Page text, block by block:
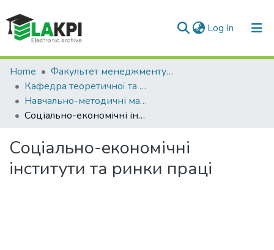
Log In (current)
Communities & Collections
All of DSpace
Statistics
Home
Факультет менеджменту та маркетингу (ФММ)
Кафедра теоретичної та прикладної економіки (ТПЕ)
Навчально-методичні матеріали (ТПЕ)
Соціально-економічні інститути та ринки праці
Соціально-економічні
інститути та ринки праці